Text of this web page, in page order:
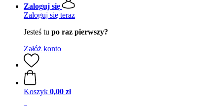
Zaloguj się
Zaloguj się teraz
Jesteś tu po raz pierwszy?
Załóż konto
Koszyk 0,00 zł